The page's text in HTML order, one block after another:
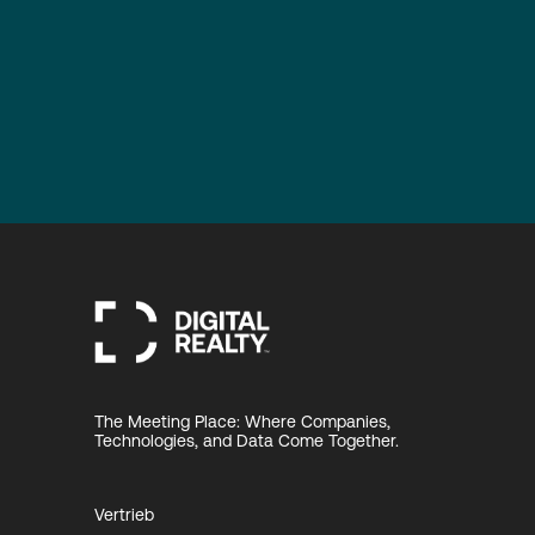
The Meeting Place: Where Companies,
Technologies, and Data Come Together.
Vertrieb